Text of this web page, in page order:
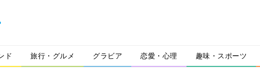
ド 旅行・グルメ グラビア 恋愛・心理 趣味・スポーツ